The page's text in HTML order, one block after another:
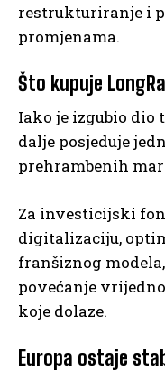
restrukturiranje i
promjenama.
Što kupuje
Iako je izgubio dio
dalje posjeduje
prehrambenih
Za investicijski
digitalizaciju,
franšiznog
povećanje
koje dolaze.
Europa ostaje